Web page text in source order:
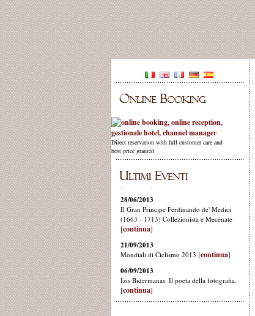
Direct reservation with full customer care and
best price granted